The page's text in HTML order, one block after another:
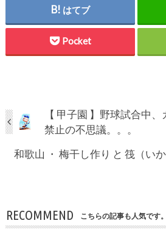
はてブ
Pocket
【 甲子園 】野球試合中
禁止の不思議。。。
和歌山 ・ 梅干し作り と 筏（い
RECOMMEND こちらの記事も人気です。